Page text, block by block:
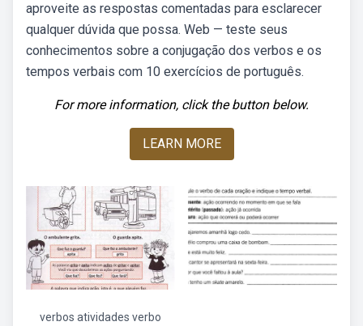
aproveite as respostas comentadas para esclarecer
qualquer dúvida que possa. Web — teste seus
conhecimentos sobre a conjugação dos verbos e os
tempos verbais com 10 exercícios de português.
For more information, click the button below.
LEARN MORE
verbos atividades verbo